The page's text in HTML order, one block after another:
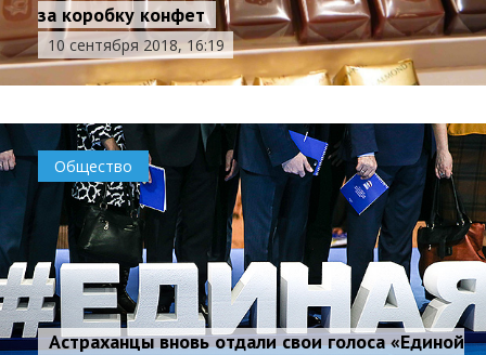
за коробку конфет
10 сентября 2018, 16:19
Общество
Астраханцы вновь отдали свои голоса «Единой